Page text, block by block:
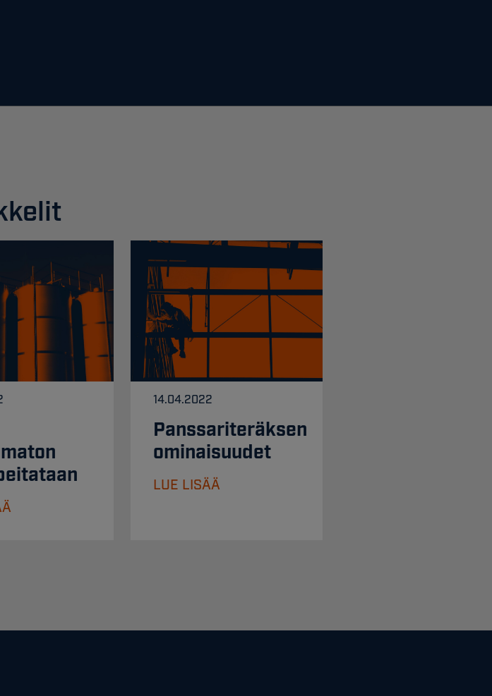
14.04.2022
Panssariteräksen
ominaisuudet
LUE LISÄÄ